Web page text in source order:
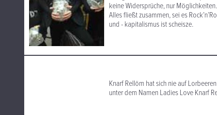
keine Widersprüche, nur
Alles fließt zusammen, sei es
und - kapitalismus ist scheisze.
Knarf Rellöm hat sich nie auf
unter dem Namen Ladies Love Knarf